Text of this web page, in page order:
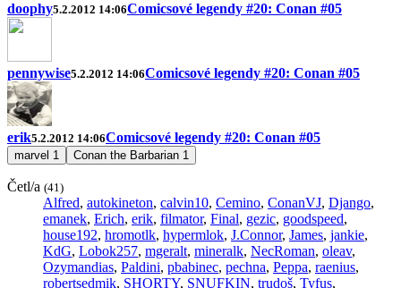
doophy5.2.2012 14:06Comicsové legendy #20: Conan #05
pennywise5.2.2012 14:06Comicsové legendy #20: Conan #05
erik5.2.2012 14:06Comicsové legendy #20: Conan #05
marvel 1 Conan the Barbarian 1
Četl/a (41)
Alfred, autokineton, calvin10, Cemino, ConanVJ, Django,
emanek, Erich, erik, filmator, Final, gezic, goodspeed,
house192, hromotlk, hypermlok, J.Connor, James, jankie,
KdG, Lobok257, mgeralt, mineralk, NecRoman, oleav,
Ozymandias, Paldini, pbabinec, pechna, Peppa, raenius,
robertsedmik, SHORTY, SNUFKIN, trudoš, Tyfus,